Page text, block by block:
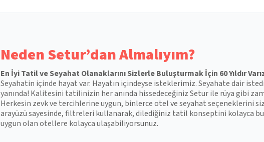
Neden Setur’dan Almalıyım?
En İyi Tatil ve Seyahat Olanaklarını Sizlerle Buluşturmak İçin 60 Yıldır
Seyahatin içinde hayat var. Hayatın içindeyse isteklerimiz. Seyahate dair
yanında! Kalitesini tatilinizin her anında hissedeceğiniz Setur ile rüya gibi
Herkesin zevk ve tercihlerine uygun, binlerce otel ve seyahat seçeneklerini
arayüzü sayesinde, filtreleri kullanarak, dilediğiniz tatil konseptini kolayca
uygun olan otellere kolayca ulaşabiliyorsunuz.